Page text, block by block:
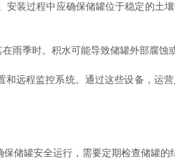
过程中应确保储罐位于稳定的土
季时。积水可能导致储罐外部腐蚀
程监控系统。通过这些设备，运
罐安全运行，需要定期检查储罐的